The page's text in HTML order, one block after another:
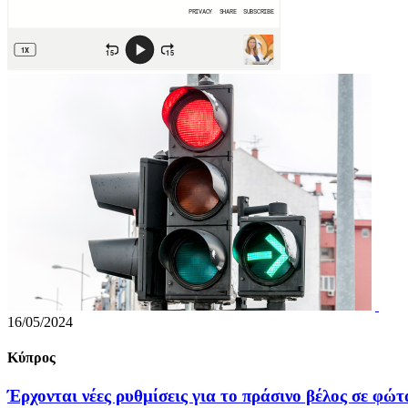
16/05/2024
Κύπρος
Έρχονται νέες ρυθμίσεις για το πράσινο βέλος σε